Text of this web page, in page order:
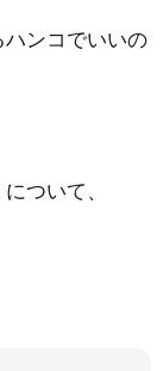
ンコでいいの
について、